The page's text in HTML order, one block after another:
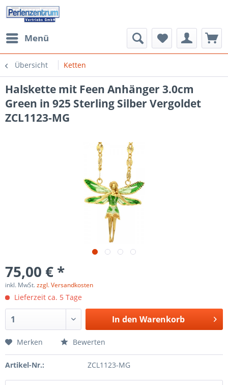
Menü
Übersicht Ketten
Halskette mit Feen Anhänger 3.0cm
Green in 925 Sterling Silber Vergoldet
ZCL1123-MG
75,00 € *
inkl. MwSt.zzgl. Versandkosten
Lieferzeit ca. 5 Tage
In den Warenkorb
Merken Bewerten
Artikel-Nr.: ZCL1123-MG